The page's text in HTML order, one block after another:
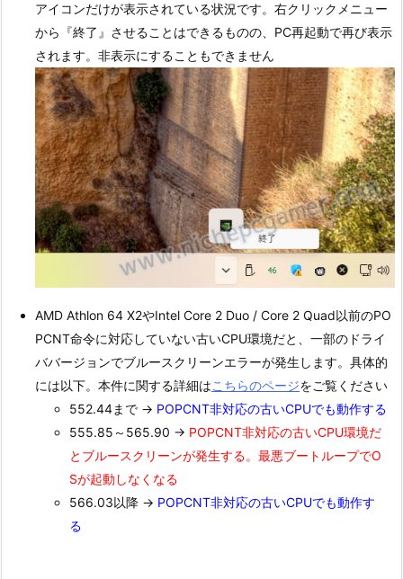
アイコンだけが表示されている状況です。右クリックメニュー
から『終了』させることはできるものの、PC再起動で再び表示
されます。非表示にすることもできません
AMD Athlon 64 X2やIntel Core 2 Duo / Core 2 Quad以前のPO
PCNT命令に対応していない古いCPU環境だと、一部のドライ
ババージョンでブルースクリーンエラーが発生します。具体的
には以下。本件に関する詳細はこちらのページをご覧ください
552.44まで → POPCNT非対応の古いCPUでも動作する
555.85～565.90 → POPCNT非対応の古いCPU環境だ
とブルースクリーンが発生する。最悪ブートループでO
Sが起動しなくなる
566.03以降 → POPCNT非対応の古いCPUでも動作す
る